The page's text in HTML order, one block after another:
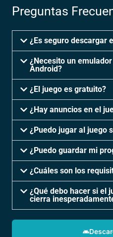
Preguntas
¿Es seguro descargar
¿Necesito un
Android?
¿El juego es gratuito?
¿Hay anuncios en el
¿Puedo jugar al juego
¿Puedo guardar mi
¿Cuáles son los
¿Qué debo hacer si el
cierra